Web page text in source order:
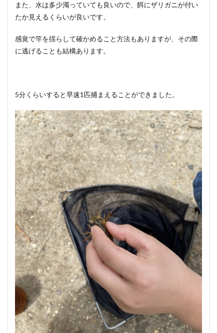
また、水は多少濁っていても良いので、餌にザリガニが付い
たか見えるくらいが良いです。
感覚で竿を揺らして確かめること方法もありますが、その際
に逃げることも結構あります。
5分くらいすると早速1匹捕まえることができました。